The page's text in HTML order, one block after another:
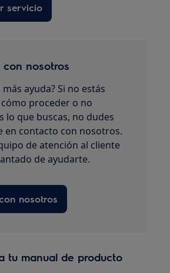
servicio
nosotros
ayuda? Si no estás
proceder o no
lo que buscas, no dudes
en contacto con nosotros.
de atención al cliente
de ayudarte.
nosotros
tu manual de producto